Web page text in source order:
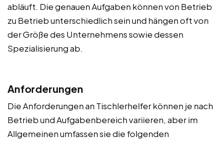
abläuft. Die genauen Aufgaben können von Betrieb
zu Betrieb unterschiedlich sein und hängen oft von
der Größe des Unternehmens sowie dessen
Spezialisierung ab.
Anforderungen
Die Anforderungen an Tischlerhelfer können je nach
Betrieb und Aufgabenbereich variieren, aber im
Allgemeinen umfassen sie die folgenden